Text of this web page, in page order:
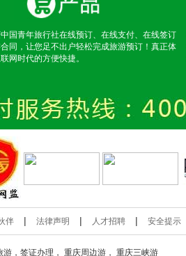
国青年旅行社在线预订、在线支付、在线签订
同，让您足不出户轻松完成旅游预订！真正体
网时代的方便快捷。
伴 | 法律声明 | 人才招聘 | 安全提示
，签证办理， 重庆周边游 ， 重庆三峡游